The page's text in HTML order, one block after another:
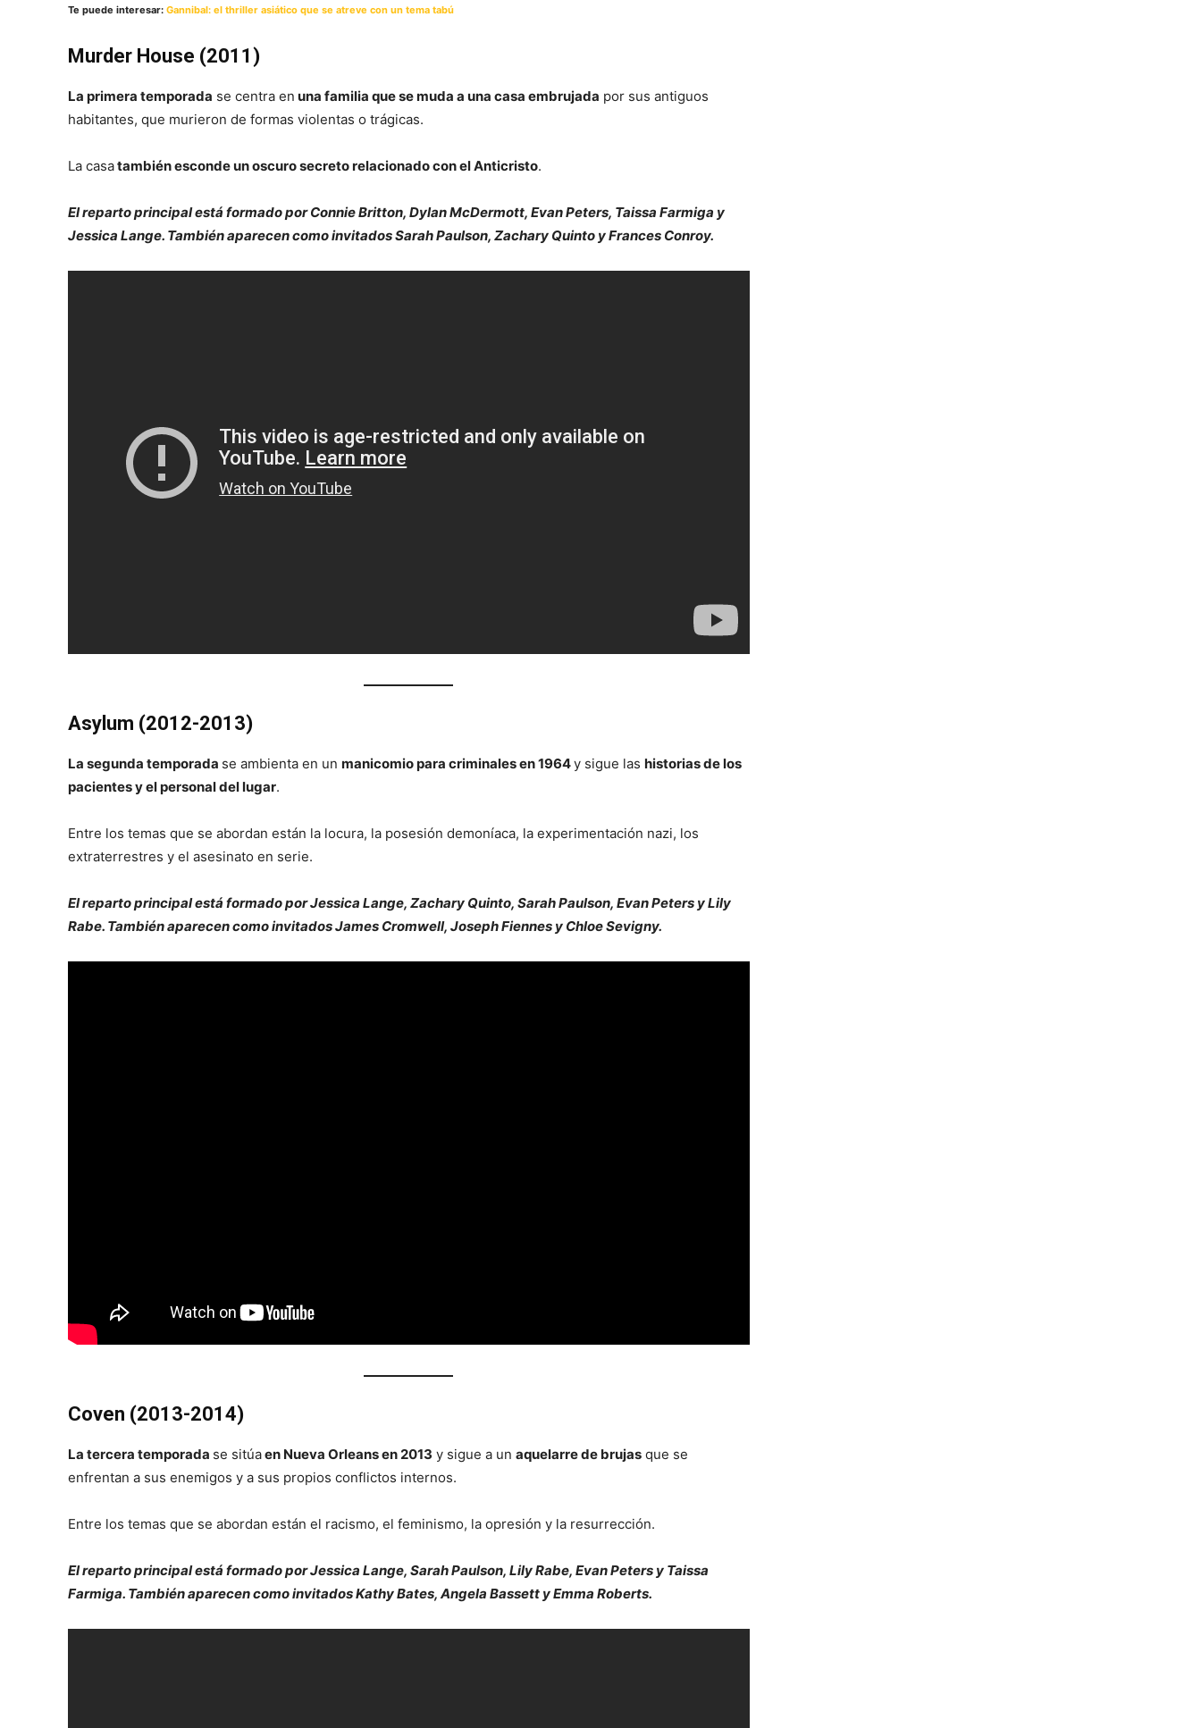
Te puede interesar: Gannibal: el thriller asiático que se atreve con un tema tabú
Murder House (2011)
La primera temporada se centra en una familia que se muda a una casa embrujada por sus antiguos
habitantes, que murieron de formas violentas o trágicas.
La casatambién esconde un oscuro secreto relacionado con el Anticristo.
El reparto principal está formado por Connie Britton, Dylan McDermott, Evan Peters, Taissa Farmiga y
Jessica Lange. También aparecen como invitados Sarah Paulson, Zachary Quinto y Frances Conroy.
Asylum (2012-2013)
La segunda temporada se ambienta en un manicomio para criminales en 1964y sigue las historias de los
pacientes y el personal del lugar.
Entre los temas que se abordan están la locura, la posesión demoníaca, la experimentación nazi, los
extraterrestres y el asesinato en serie.
El reparto principal está formado por Jessica Lange, Zachary Quinto, Sarah Paulson, Evan Peters y Lily
Rabe. También aparecen como invitados James Cromwell, Joseph Fiennes y Chloe Sevigny.
Coven (2013-2014)
La tercera temporada se sitúaen Nueva Orleans en 2013 y sigue a un aquelarre de brujas que se
enfrentan a sus enemigos y a sus propios conflictos internos.
Entre los temas que se abordan están el racismo, el feminismo, la opresión y la resurrección.
El reparto principal está formado por Jessica Lange, Sarah Paulson, Lily Rabe, Evan Peters y Taissa
Farmiga. También aparecen como invitados Kathy Bates, Angela Bassett y Emma Roberts.